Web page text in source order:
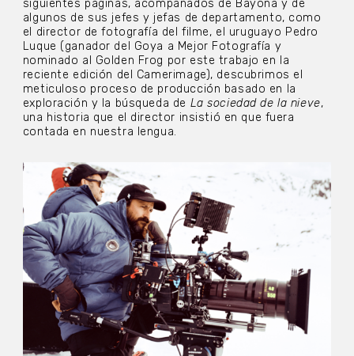
siguientes páginas, acompañados de Bayona y de
algunos de sus jefes y jefas de departamento, como
el director de fotografía del filme, el uruguayo Pedro
Luque (ganador del Goya a Mejor Fotografía y
nominado al Golden Frog por este trabajo en la
reciente edición del Camerimage), descubrimos el
meticuloso proceso de producción basado en la
exploración y la búsqueda de La sociedad de la nieve,
una historia que el director insistió en que fuera
contada en nuestra lengua.